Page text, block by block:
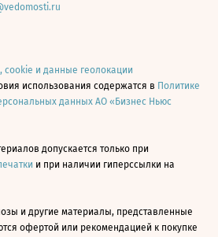
cookie и данные геолокации
использования содержатся в Политике
данных АО «Бизнес Ньюс
допускается только при
и при наличии гиперссылки на
и другие материалы, представленные
офертой или рекомендацией к покупке